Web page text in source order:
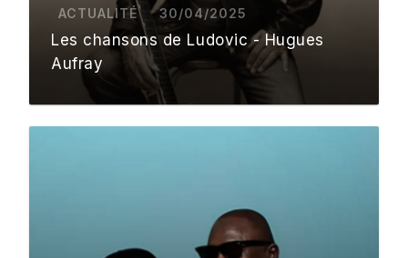
ACTUALITÉ 30/04/2025
Les chansons de Ludovic - Hugues
Aufray